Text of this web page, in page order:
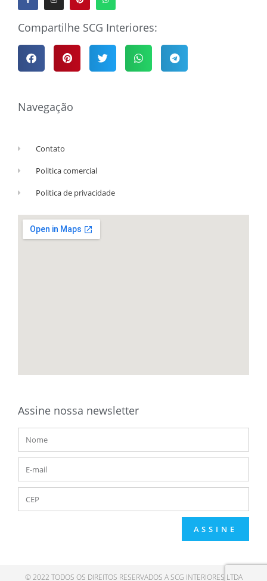
Compartilhe SCG Interiores:
Navegação
Contato
Politica comercial
Politica de privacidade
Assine nossa newsletter
ASSINE
© 2022 TODOS OS DIREITOS RESERVADOS A SCG INTERIORES LTDA